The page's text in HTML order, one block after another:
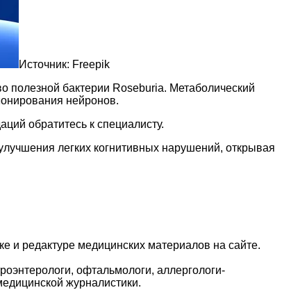
Источник: Freepik
полезной бактерии Roseburia. Метаболический
нейронов.
обратитесь к специалисту.
легких когнитивных нарушений, открывая
и редактуре медицинских материалов на сайте.
офтальмологи, аллергологи-
журналистики.